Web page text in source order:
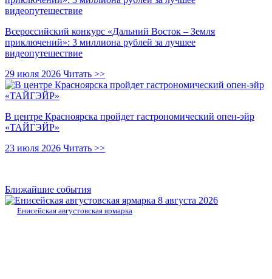
Всероссийский конкурс «Дальний Восток – Земля
приключений»: 3 миллиона рублей за лучшее
видеопутешествие
29 июля 2026 Читать >>
В центре Красноярска пройдет гастрономический опен-эйр
«ТАЙГЭЙР»
23 июля 2026 Читать >>
Ближайшие события
8 августа 2026
Енисейская августовская ярмарка